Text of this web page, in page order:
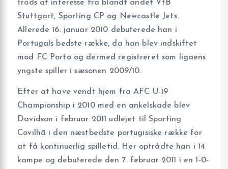
trods af interesse fra blandt andet VfB
Stuttgart, Sporting CP og Newcastle Jets.
Allerede 16. januar 2010 debuterede han i
Portugals bedste række, da han blev indskiftet
mod FC Porto og dermed registreret som ligaens
yngste spiller i sæsonen 2009/10.
Efter at have vendt hjem fra AFC U-19
Championship i 2010 med en ankelskade blev
Davidson i februar 2011 udlejet til Sporting
Covilhã i den næstbedste portugisiske række for
at få kontinuerlig spilletid. Her optrådte han i 14
kampe og debuterede den 7. februar 2011 i en 1-0-